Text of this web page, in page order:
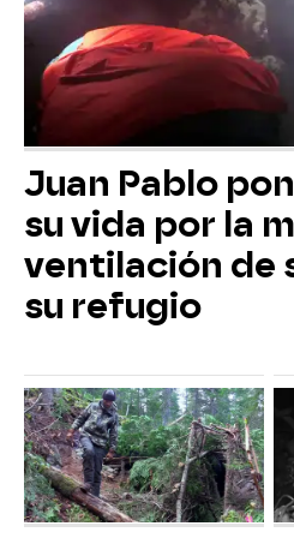
Juan Pablo
su vida por la
ventilación de
su refugio